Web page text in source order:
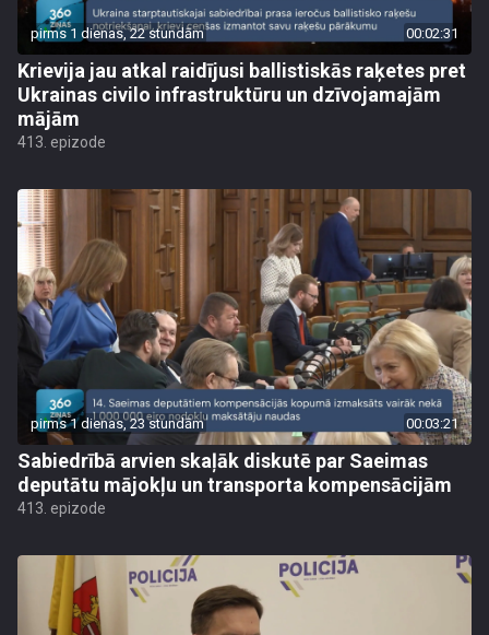
pirms 1 dienas, 22 stundām 00:02:31
Krievija jau atkal raidījusi ballistiskās raķetes pret
Ukrainas civilo infrastruktūru un dzīvojamajām
mājām
413. epizode
pirms 1 dienas, 23 stundām 00:03:21
Sabiedrībā arvien skaļāk diskutē par Saeimas
deputātu mājokļu un transporta kompensācijām
413. epizode